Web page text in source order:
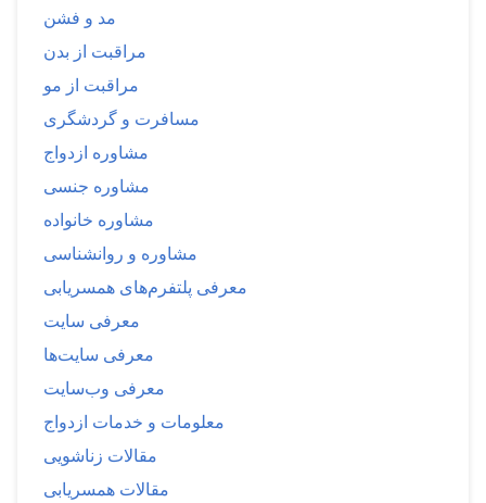
مد و فشن
مراقبت از بدن
مراقبت از مو
مسافرت و گردشگری
مشاوره ازدواج
مشاوره جنسی
مشاوره خانواده
مشاوره و روانشناسی
معرفی پلتفرم‌های همسریابی
معرفی سایت
معرفی سایت‌ها
معرفی وب‌سایت
معلومات و خدمات ازدواج
مقالات زناشویی
مقالات همسریابی